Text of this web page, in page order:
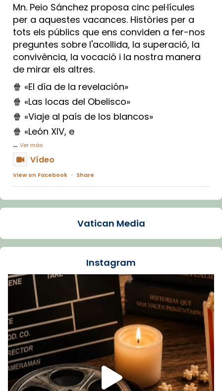
Mn. Peio Sánchez proposa cinc pel·lícules
per a aquestes vacances. Històries per a
tots els públics que ens conviden a fer-nos
preguntes sobre l'acollida, la superació, la
convivència, la vocació i la nostra manera
de mirar els altres.
🍿 «El día de la revelación»
🍿 «Las locas del Obelisco»
🍿 «Viaje al país de los blancos»
🍿 «León XIV, e
... Ver más
Vídeo
View on Facebook · Share
Arquebisbat de Barcelona
La Carmina va patir depressió. Fa gairebé
dos mesos, a l'Estadi Lluís Companys, la
Recupera l'entrevista comp
Vatican
tican News 👇
www.vaticannews.va/es/iglesia/news/2026-
07/carmina-historia-depresion-papa-viaje-
espana-testimoni...
Foto
View on Facebook · Share
Vatican Media
Instagram